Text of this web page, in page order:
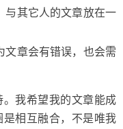
与其它人的文章放在一
文章会有错误，也会需
我希望我的文章能成
相互融合，不是唯我